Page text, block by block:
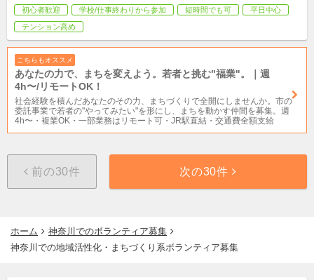
初心者歓迎 学校/仕事終わりから参加 短時間でも可
平日中心
テンション高め
こちらもオススメ
あなたの力で、まちを変えよう。若者と挑む"福業"。｜週
4h〜/リモートOK！
社会経験を積んだあなたのその力、まちづくりで全開にしませんか。市の
委託事業で若者の"やってみたい"を形にし、まちを動かす仲間を募集。週
4h〜・複業OK・一部業務はリモート可・JR駅直結・交通費全額支給
前の30件 次の30件
ホーム
神奈川でのボランティア募集
神奈川での地域活性化・まちづくり系ボランティア募集